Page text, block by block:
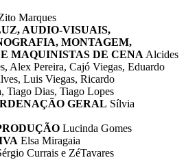
Marques
AUDIO-VISUAIS,
MONTAGEM,
MAQUINISTAS DE CENA Alcides
Alex Pereira, Cajó Viegas, Eduardo
Luis Viegas, Ricardo
Tiago Dias, Tiago Lopes
GERAL Sílvia
Lucinda Gomes
Elsa Miragaia
Currais e ZéTavares